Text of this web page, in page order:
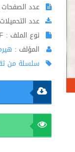
عدد الصفحات :
عدد التحميلات :
نوع الملف : PDF
المؤلف :
سلسلة من